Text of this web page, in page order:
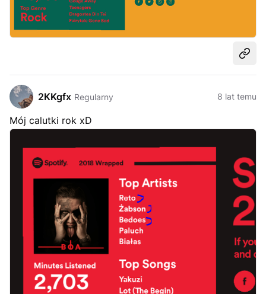
2KKgfx Regularny 8 lat temu
Mój calutki rok xD